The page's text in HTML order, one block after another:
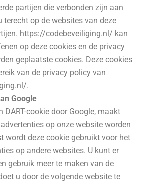
partijen die verbonden zijn aan
terecht op de websites van deze
https://codebeveiliging.nl/ kan
op deze cookies en de privacy
geplaatste cookies. Deze cookies
van de privacy policy van
.
Google
DART-cookie door Google, maakt
op onze website worden
wordt deze cookie gebruikt voor het
op andere websites. U kunt er
gebruik meer te maken van de
u door de volgende website te